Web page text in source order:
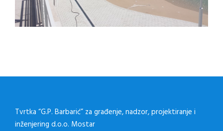
Tvrtka “G.P. Barbarić” za građenje, nadzor, projektiranje i
inženjering d.o.o. Mostar